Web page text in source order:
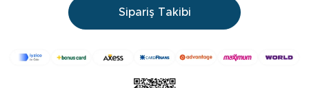
Sipariş Takibi